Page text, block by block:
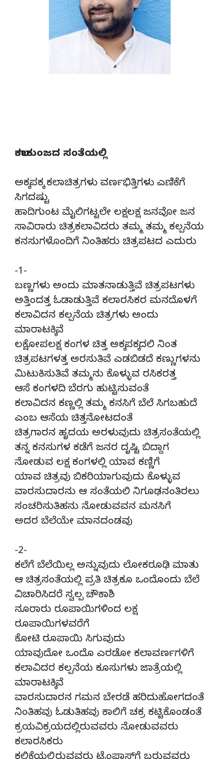
ಕಲಾಕುಂಜದ ಸಂತೆಯಲ್ಲಿ
ಅಕ್ಕಪಕ್ಕ ಕಲಾಚಿತ್ರಗಳು ವರ್ಣಭಿತ್ತಿಗಳು ಎಣಿಕೆಗೆ
ಸಿಗದಷ್ಟು
ಹಾದಿಗುಂಟ ಮೈಲಿಗಟ್ಟಲೇ ಲಕ್ಷಲಕ್ಷ ಜನವೋ ಜನ
ಸಾವಿರಾರು ಚಿತ್ರಕಲಾವಿದರು ತಮ್ಮ ತಮ್ಮ ಕಲ್ಪನೆಯ
ಕನಸುಗಳೊಂದಿಗೆ ನಿಂತಿಹರು ಚಿತ್ರಪಟದ ಎದುರು
-1-
ಬಣ್ಣಗಳು ಅಂದು ಮಾತನಾಡುತ್ತಿವೆ ಚಿತ್ರಪಟಗಳು
ಅತ್ತಿಂದತ್ತ ಓಡಾಡುತ್ತಿವೆ ಕಲಾರಸಿಕರ ಮನದೊಳಗೆ
ಕಲಾವಿದನ ಕಲ್ಪನೆಯ ಚಿತ್ರಗಳು ಅಂದು
ಮಾರಾಟಕ್ಕಿವೆ
ಲಕ್ಷೋಪಲಕ್ಷ ಕಂಗಳ ಚಿತ್ತ ಅಕ್ಕಪಕ್ಕದಲಿ ನಿಂತ
ಚಿತ್ರಪಟಗಳತ್ತ ಅರಸುತಿವೆ ಎಡಬಿಡದೆ ಕಣ್ಣುಗಳನು
ಮಿಟುಕಿಸುತಿವೆ ತಮ್ಮನು ಕೊಳ್ಳುವ ರಸಿಕರತ್ತ
ಆಸೆ ಕಂಗಳದಿ ಬೆರಗು ಹುಟ್ಟಿಸುವಂತೆ
ಕಲಾವಿದನ ಕಣ್ಣಲ್ಲಿ ತಮ್ಮ ಕನಸಿಗೆ ಬೆಲೆ ಸಿಗಬಹುದೆ
ಎಂಬ ಆಸೆಯ ಚಿತ್ತನೋಟದಂತೆ
ಚಿತ್ರಗಾರನ ಹೃದಯ ಅರಳುವುದು ಚಿತ್ರಸಂತೆಯಲ್ಲಿ
ತನ್ನ ಕನಸುಗಳ ಕಡೆಗೆ ಜನರ ದೃಷ್ಟಿ ಬಿದ್ದಾಗ
ನೋಡುವ ಲಕ್ಷ ಕಂಗಳಲ್ಲಿ ಯಾವ ಕಣ್ಣಿಗೆ
ಯಾವ ಚಿತ್ರವು ಬಿಕರಿಯಾಗುವುದು ಕೊಳ್ಳುವ
ವಾರಸುದಾರನು ಆ ಸಂತೆಯಲಿ ನಿಗೂಢನಂತಿರಲು
ಸಂಚರಿಸುತಿಹನು ನೋಡುವವನ ಮನಸಿಗೆ
ಅದರ ಬೆಲೆಯೇ ಮಾನದಂಡವು
-2-
ಕಲೆಗೆ ಬೆಲೆಯಿಲ್ಲ ಅನ್ನುವುದು ಲೋಕರೂಢಿ ಮಾತು
ಆ ಚಿತ್ರಸಂತೆಯಲ್ಲಿ ಪ್ರತಿ ಚಿತ್ರಕೂ ಒಂದೊಂದು ಬೆಲೆ
ವಿಚಾರಿಸಿದರೆ ಸ್ವಲ್ಪ ಚೌಕಾಶಿ
ನೂರಾರು ರೂಪಾಯಿಗಳಿಂದ ಲಕ್ಷ
ರೂಪಾಯಿಗಳವರೆಗೆ
ಕೋಟಿ ರೂಪಾಯಿ ಸಿಗುವುದು
ಯಾವುದೋ ಒಂದೊ ಎರಡೋ ಕಲಾವರ್ಣಗಳಿಗೆ
ಕಲಾವಿದರ ಕಲ್ಪನೆಯ ಕೂಸುಗಳು ಜಾತ್ರೆಯಲ್ಲಿ
ಮಾರಾಟಕ್ಕಿವೆ
ವಾರಸುದಾರನ ಗಮನ ಬೇರಡೆ ಹರಿದುಹೋಗದಂತೆ
ನಿಂತಿಹವು ಓಡುತಿಹವು ಕಾಲಿಗೆ ಚಕ್ರ ಕಟ್ಟಿಕೊಂಡಂತೆ
ಕ್ರಯವಿಕ್ರಯದಲ್ಲಿರುವವರು ನೋಡುವವರು
ಕಲಾರಸಿಕರು